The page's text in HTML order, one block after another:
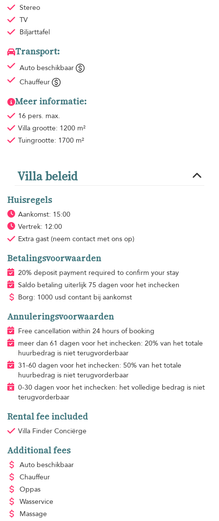
Stereo
TV
Biljarttafel
Transport:
Auto beschikbaar
Chauffeur
Meer informatie:
16 pers. max.
Villa grootte: 1200 m²
Tuingrootte: 1700 m²
Villa beleid
Huisregels
Aankomst: 15:00
Vertrek: 12:00
Extra gast (neem contact met ons op)
Betalingsvoorwaarden
20% deposit payment required to confirm your stay
Saldo betaling uiterlijk 75 dagen voor het inchecken
Borg: 1000 usd contant bij aankomst
Annuleringsvoorwaarden
Free cancellation within 24 hours of booking
meer dan 61 dagen voor het inchecken: 20% van het totale
huurbedrag is niet terugvorderbaar
31-60 dagen voor het inchecken: 50% van het totale
huurbedrag is niet terugvorderbaar
0-30 dagen voor het inchecken: het volledige bedrag is niet
terugvorderbaar
Rental fee included
Villa Finder Conciërge
Additional fees
Auto beschikbaar
Chauffeur
Oppas
Wasservice
Massage